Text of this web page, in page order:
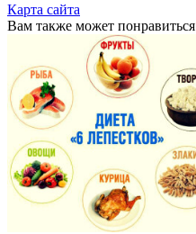
Карта сайта
Вам также может понравиться